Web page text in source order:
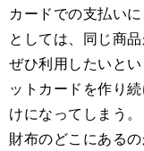
カードでの支払い
としては、同じ商
ぜひ利用したいと
ットカードを作り
けになってしまう
財布のどこにある